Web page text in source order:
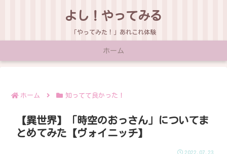
よし！やってみる
「やってみた！」あれこれ体験
ホーム
ホーム 知ってて良かった！
【異世界】「時空のおっさん」についてま
とめてみた【ヴォイニッチ】
2022.07.23